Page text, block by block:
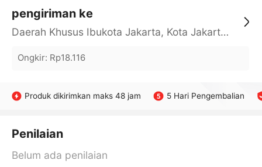
pengiriman ke
Daerah Khusus Ibukota Jakarta, Kota Jakarta Barat, Cengkareng, yy
Ongkir: Rp18.116
Produk dikirimkan maks 48 jam 5 Hari Pengembalian
Penilaian
Belum ada penilaian